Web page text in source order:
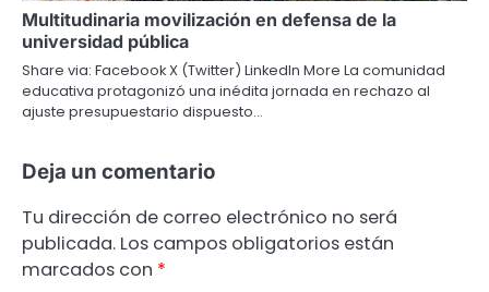
Multitudinaria movilización en defensa de la
universidad pública
Share via: Facebook X (Twitter) LinkedIn More La comunidad
educativa protagonizó una inédita jornada en rechazo al
ajuste presupuestario dispuesto…
Deja un comentario
Tu dirección de correo electrónico no será
publicada. Los campos obligatorios están
marcados con *